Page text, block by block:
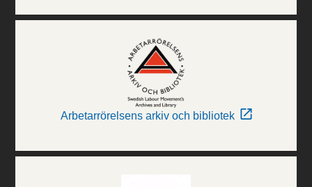
Arbetarrörelsens arkiv och bibliotek